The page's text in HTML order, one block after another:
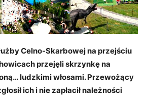
Celno-Skarbowej na przejściu
przejęli skrzynkę na
ludzkimi włosami. Przewożący
ich i nie zapłacił należności